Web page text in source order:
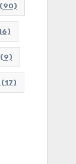
(90)
(9)
(17)